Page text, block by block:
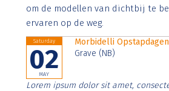
imperdiet. Nunc ut sem vitae risus
om de modellen van dichtbij te
ervaren op de weg.
Saturday
02
MAY
Morbidelli
Grave (NB)
Lorem ipsum dolor sit amet,